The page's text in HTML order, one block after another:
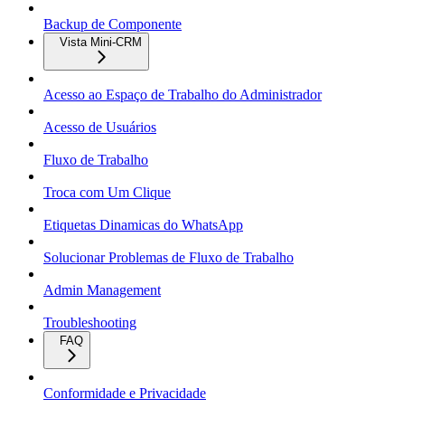
Backup de Componente
Vista Mini-CRM
Acesso ao Espaço de Trabalho do Administrador
Acesso de Usuários
Fluxo de Trabalho
Troca com Um Clique
Etiquetas Dinamicas do WhatsApp
Solucionar Problemas de Fluxo de Trabalho
Admin Management
Troubleshooting
FAQ
Conformidade e Privacidade